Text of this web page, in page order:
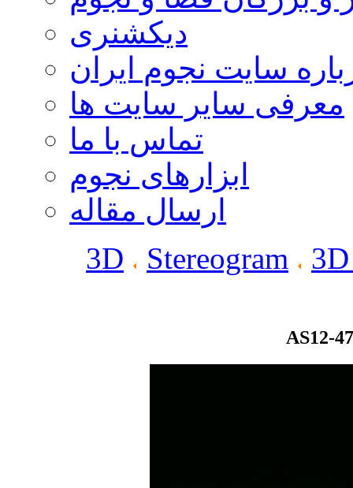
دیکشنری
سایت نجوم ایران
معرفی سایر سایت ها
تماس با ما
ابزارهای نجوم
ارسال مقاله
3D
Stereogram
AS12-